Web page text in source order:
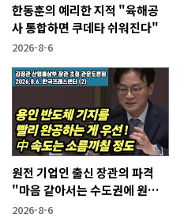
한동훈의 예리한 지적 "육해공
사 통합하면 쿠데타 쉬워진다"
2026-8-6
원전 기업인 출신 장관의 파격
"마음 같아서는 수도권에 원전
짓고싶다"
2026-8-6